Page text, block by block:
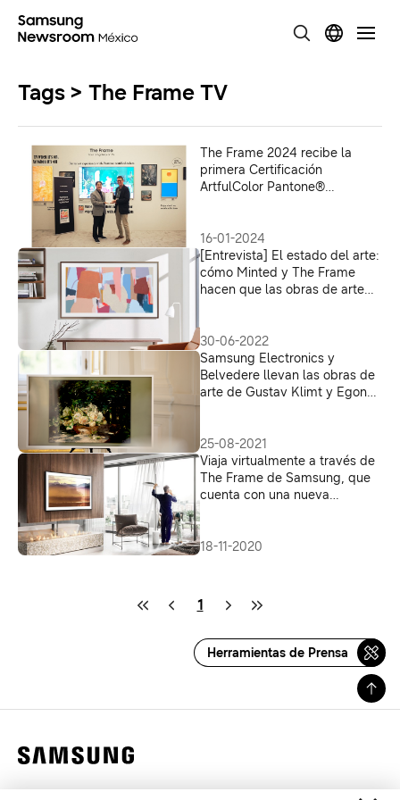
Tags > The Frame TV
The Frame 2024 recibe la
primera Certificación
ArtfulColor Pantone®
16-01-2024
[Entrevista] El estado del arte:
cómo Minted y The Frame
hacen que las obras de arte
30-06-2022
Samsung Electronics y
Belvedere llevan las obras de
arte de Gustav Klimt y Egon
25-08-2021
Viaja virtualmente a través de
The Frame de Samsung, que
cuenta con una nueva
18-11-2020
1
Herramientas de Prensa